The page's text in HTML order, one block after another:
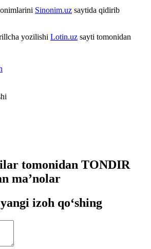
Sinonim.uz saytida qidirib
yozilishi Lotin.uz sayti tomonidan
tomonidan TONDIR
ma’nolar
izoh qo‘shing